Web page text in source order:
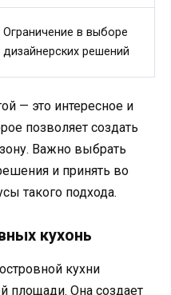
Ограничение в выборе
дизайнерских решений
— это интересное и
позволяет создать
Важно выбрать
и принять во
такого подхода.
кухонь
кухни
площади. Она создает